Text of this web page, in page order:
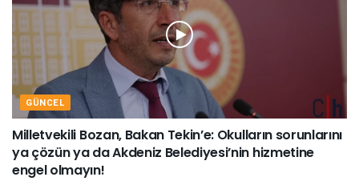
GÜNCEL
Milletvekili Bozan, Bakan Tekin’e: Okulların sorunlarını
ya çözün ya da Akdeniz Belediyesi’nin hizmetine
engel olmayın!